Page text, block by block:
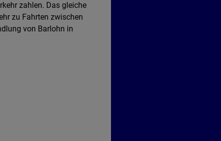
zahlen. Das gleiche
zu Fahrten zwischen
von Barlohn in